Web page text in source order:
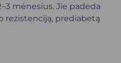
mėnesius. Jie padeda
rezistenciją, prediabetą